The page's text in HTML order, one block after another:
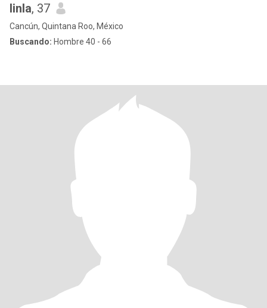
linla, 37
Cancún, Quintana Roo, México
Buscando: Hombre 40 - 66